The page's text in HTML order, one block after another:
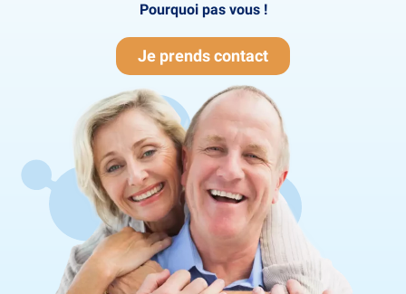
Pourquoi pas vous !
Je prends contact